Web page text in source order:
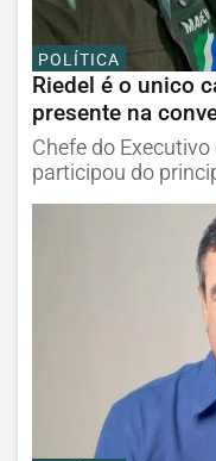
POLÍTICA
Riedel é o unico
presente na
Chefe do
participou do